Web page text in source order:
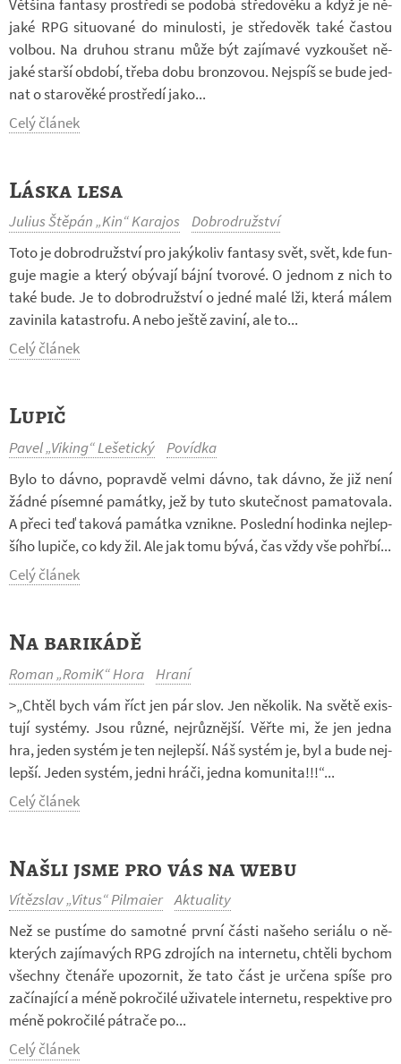
Vět­šina fan­tasy pro­středí se po­dobá stře­do­věku a když je ně­
jaké RPG si­tu­o­vané do mi­nu­losti, je stře­do­věk také čas­tou
vol­bou. Na dru­hou stranu může být za­jí­mavé vy­zkou­šet ně­
jaké starší ob­dobí, třeba dobu bron­zo­vou. Nej­spíš se bude jed­
nat o sta­ro­věké pro­středí jako...
Celý článek
Láska lesa
Julius Štěpán „Kin“ Karajos
Dobrodružství
Toto je dob­ro­druž­ství pro ja­ký­ko­liv fan­tasy svět, svět, kde fun­
guje magie a který obý­vají bájní tvo­rové. O jed­nom z nich to
také bude. Je to dob­ro­druž­ství o jedné malé lži, která málem
za­vi­nila ka­ta­strofu. A nebo ještě za­viní, ale to...
Celý článek
Lupič
Pavel „Viking“ Lešetický Povídka
Bylo to dávno, po­pravdě velmi dávno, tak dávno, že již není
žádné pí­semné pa­mátky, jež by tuto sku­teč­nost pa­ma­to­vala.
A přeci teď ta­ková pa­mátka vznikne. Po­slední ho­dinka nej­lep­
šího lu­piče, co kdy žil. Ale jak tomu bývá, čas vždy vše po­hřbí...
Celý článek
Na barikádě
Roman „RomiK“ Hora Hraní
>„Chtěl bych vám říct jen pár slov. Jen ně­ko­lik. Na světě exis­
tují sys­témy. Jsou různé, nej­růz­nější. Věřte mi, že jen jedna
hra, jeden sys­tém je ten nej­lepší. Náš sys­tém je, byl a bude nej­
lepší. Jeden sys­tém, jedni hráči, jedna ko­mu­nita!!!“...
Celý článek
Našli jsme pro vás na webu
Vítězslav „Vitus“ Pilmaier Aktuality
Než se pus­tíme do sa­motné první části na­šeho se­ri­álu o ně­
kte­rých za­jí­ma­vých RPG zdro­jích na in­ter­netu, chtěli bychom
všechny čte­náře upo­zor­nit, že tato část je ur­čena spíše pro
za­čí­na­jící a méně po­kro­čilé uži­va­tele in­ter­netu, re­spek­tive pro
méně po­kro­čilé pá­t­rače po...
Celý článek